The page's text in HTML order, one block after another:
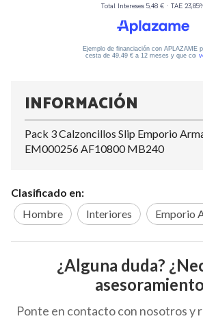
INFORMACIÓN
Pack 3 Calzoncillos Slip Emporio
EM000256 AF10800 MB240
Clasificado en:
Hombre
Interiores Emporio
¿Alguna duda?
Ponte en contacto con nosotros y